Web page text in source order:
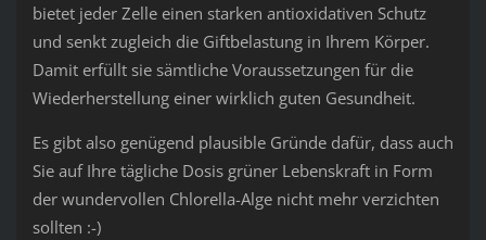
bietet jeder Zelle einen starken antioxidativen Schutz
und senkt zugleich die Giftbelastung in Ihrem Körper.
Damit erfüllt sie sämtliche Voraussetzungen für die
Wiederherstellung einer wirklich guten Gesundheit.
Es gibt also genügend plausible Gründe dafür, dass auch
Sie auf Ihre tägliche Dosis grüner Lebenskraft in Form
der wundervollen Chlorella-Alge nicht mehr verzichten
sollten :-)